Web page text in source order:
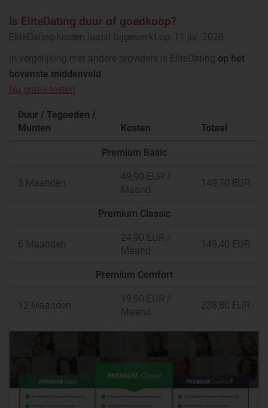
Is EliteDating duur of goedkoop?
EliteDating kosten laatst bijgewerkt op: 11 jul. 2026
In vergelijking met andere providers is EliteDating op het
bovenste middenveld.
Nu gratis testen
Duur / Tegoeden /
Munten
Kosten Totaal
Premium Basic
3 Maanden
49,90 EUR /
Maand
149,70 EUR
Premium Classic
6 Maanden
24,90 EUR /
Maand
149,40 EUR
Premium Comfort
12 Maanden
19,90 EUR /
Maand
238,80 EUR